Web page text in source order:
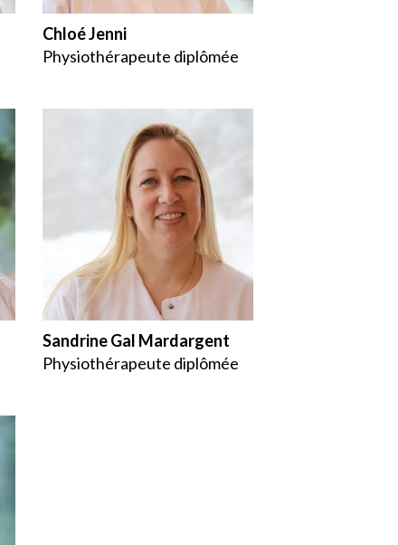
Chloé Jenni
Physiothérapeute diplômée
Sandrine Gal Mardargent
Physiothérapeute diplômée